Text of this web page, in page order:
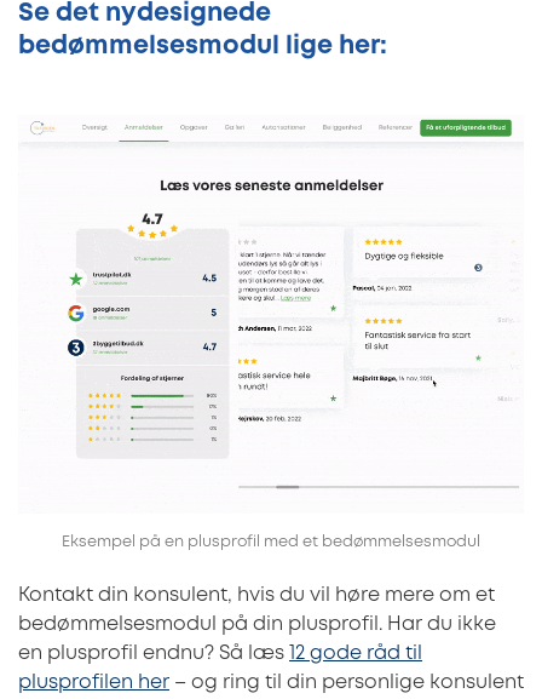
Se det nydesignede
bedømmelsesmodul lige her:
Eksempel på en plusprofil med et bedømmelsesmodul
Kontakt din konsulent, hvis du vil høre mere om et
bedømmelsesmodul på din plusprofil. Har du ikke
en plusprofil endnu? Så læs
12 gode råd til
plusprofilen her – og ring til din personlige konsulent